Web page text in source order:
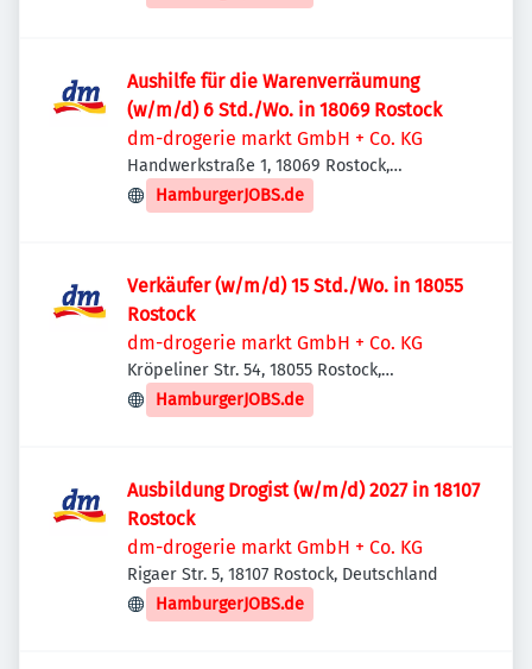
Aushilfe für die Warenverräumung
(w/m/d) 6 Std./Wo. in 18069 Rostock
dm-drogerie markt GmbH + Co. KG
Handwerkstraße 1, 18069 Rostock,
Deutschland
HamburgerJOBS.de
Verkäufer (w/m/d) 15 Std./Wo. in 18055
Rostock
dm-drogerie markt GmbH + Co. KG
Kröpeliner Str. 54, 18055 Rostock,
Deutschland
HamburgerJOBS.de
Ausbildung Drogist (w/m/d) 2027 in 18107
Rostock
dm-drogerie markt GmbH + Co. KG
Rigaer Str. 5, 18107 Rostock, Deutschland
HamburgerJOBS.de